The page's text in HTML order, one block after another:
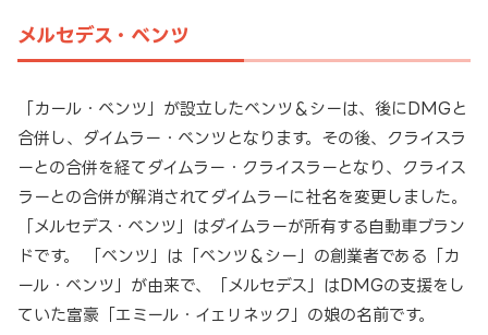
メルセデス・ベンツ
「カール・ベンツ」が設立したベンツ＆シーは、後にDMGと
合併し、ダイムラー・ベンツとなります。その後、クライスラ
ーとの合併を経てダイムラー・クライスラーとなり、クライス
ラーとの合併が解消されてダイムラーに社名を変更しました。
「メルセデス・ベンツ」はダイムラーが所有する自動車ブラン
ドです。 「ベンツ」は「ベンツ＆シー」の創業者である「カ
ール・ベンツ」が由来で、「メルセデス」はDMGの支援をし
ていた富豪「エミール・イェリネック」の娘の名前です。